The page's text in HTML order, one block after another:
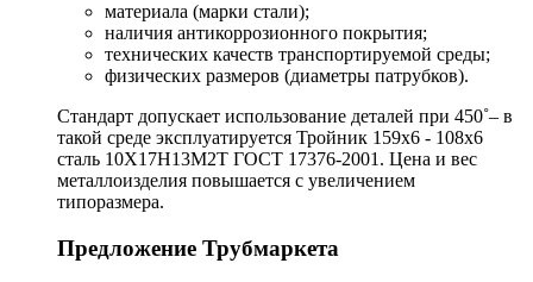
материала (марки стали);
наличия антикоррозионного покрытия;
технических качеств транспортируемой среды;
физических размеров (диаметры патрубков).
Стандарт допускает использование деталей при 450˚– в
такой среде эксплуатируется Тройник 159х6 - 108х6
сталь 10Х17Н13М2Т ГОСТ 17376-2001. Цена и вес
металлоизделия повышается с увеличением
типоразмера.
Предложение Трубмаркета